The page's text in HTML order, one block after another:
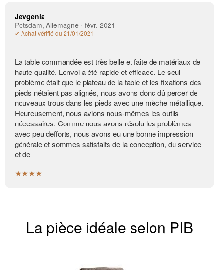
Jevgenia
Potsdam, Allemagne · févr. 2021
✔ Achat vérifié du 21/01/2021
La table commandée est très belle et faite de matériaux de
haute qualité. Lenvoi a été rapide et efficace. Le seul
problème était que le plateau de la table et les fixations des
pieds nétaient pas alignés, nous avons donc dû percer de
nouveaux trous dans les pieds avec une mèche métallique.
Heureusement, nous avions nous-mêmes les outils
nécessaires. Comme nous avons résolu les problèmes
avec peu defforts, nous avons eu une bonne impression
générale et sommes satisfaits de la conception, du service
et de
★★★★
La pièce idéale selon PIB